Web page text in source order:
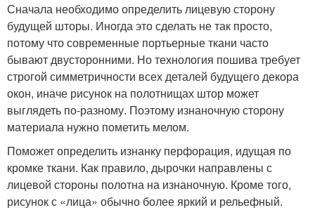
Сначала необходимо определить лицевую сторону
будущей шторы. Иногда это сделать не так просто,
потому что современные портьерные ткани часто
бывают двусторонними. Но технология пошива требует
строгой симметричности всех деталей будущего декора
окон, иначе рисунок на полотнищах штор может
выглядеть по-разному. Поэтому изнаночную сторону
материала нужно пометить мелом.
Поможет определить изнанку перфорация, идущая по
кромке ткани. Как правило, дырочки направлены с
лицевой стороны полотна на изнаночную. Кроме того,
рисунок с «лица» обычно более яркий и рельефный.